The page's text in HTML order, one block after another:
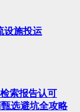
设施投运
索报告认可
选避坑全攻略